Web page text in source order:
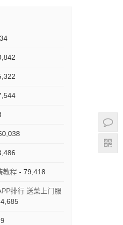
教程 - 79,418
排行 送菜上门服